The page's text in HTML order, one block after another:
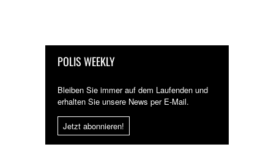
POLIS WEEKLY
Bleiben Sie immer auf dem Laufenden und
erhalten Sie unsere News per E-Mail.
Jetzt abonnieren!